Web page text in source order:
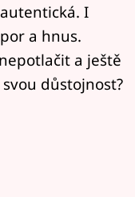
I
a hnus.
a ještě
důstojnost?